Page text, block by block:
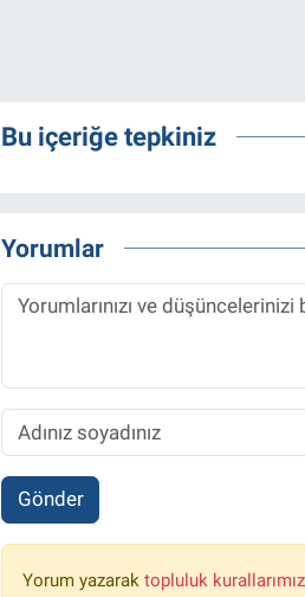
Bu içeriğe tepkiniz
Yorumlar
Gönder
Yorum yazarak topluluk